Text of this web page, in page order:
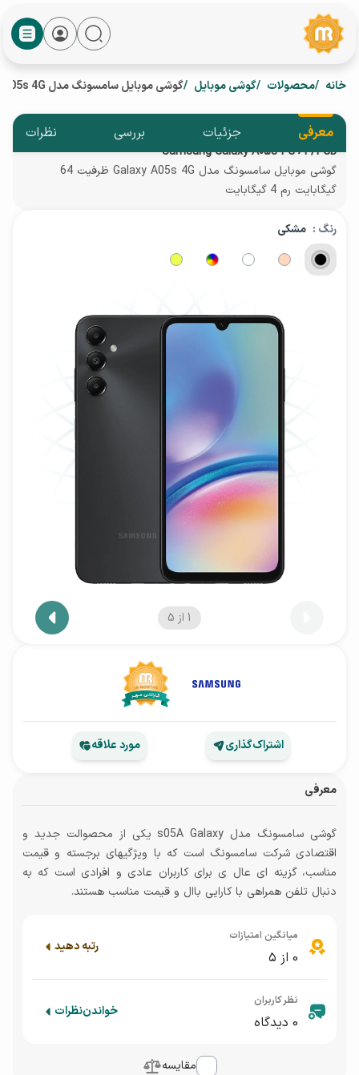
خانه محصولات گوشی موبایل گوشی موبايل سامسونگ مدل Galaxy A05s 4G ظرفیت 64 گیگابایت رم 4 گیگابایت
معرفی جزئیات بررسی نظرات
Samsung Galaxy A05s 4G 64/4GB
گوشی موبايل سامسونگ مدل Galaxy A05s 4G ظرفیت 64
گیگابایت رم 4 گیگابایت
رنگ : مشکی
1 از 5
اشتراک‌گذاری مورد علاقه
معرفی
گوشی سامسونگ مدل s05A Galaxy یکی از محصوالت جدید و
اقتصادی شرکت سامسونگ است که با ویژگیهای برجسته و قیمت
مناسب، گزینه ای عال ی برای کاربران عادی و افرادی است که به
دنبال تلفن همراهی با کارایی باال و قیمت مناسب هستند.
میانگین امتیازات
0 از ۵
رتبه دهید
نظر کاربران
0 دیدگاه
خواندننظرات
مقایسه